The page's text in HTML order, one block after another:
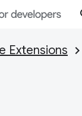
Extensions